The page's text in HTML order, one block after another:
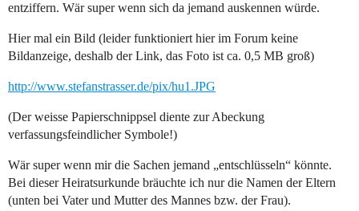
entziffern. Wär super wenn sich da jemand auskennen würde.
Hier mal ein Bild (leider funktioniert hier im Forum keine
Bildanzeige, deshalb der Link, das Foto ist ca. 0,5 MB groß)
http://www.stefanstrasser.de/pix/hu1.JPG
(Der weisse Papierschnippsel diente zur Abeckung
verfassungsfeindlicher Symbole!)
Wär super wenn mir die Sachen jemand „entschlüsseln“ könnte.
Bei dieser Heiratsurkunde bräuchte ich nur die Namen der Eltern
(unten bei Vater und Mutter des Mannes bzw. der Frau).